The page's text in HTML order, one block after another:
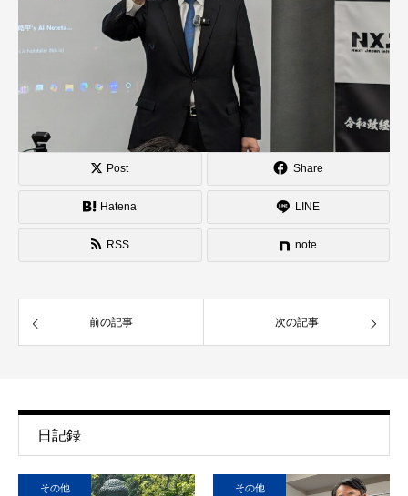
Post Share
Hatena LINE
RSS note
前の記事 次の記事
日記録
その他 その他